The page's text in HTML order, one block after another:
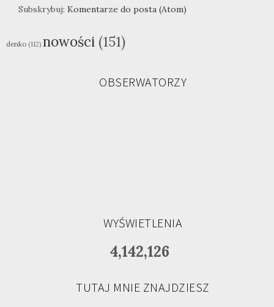
Subskrybuj: Komentarze do posta (Atom)
denko (112) nowości (151)
OBSERWATORZY
WYŚWIETLENIA
4,142,126
TUTAJ MNIE ZNAJDZIESZ